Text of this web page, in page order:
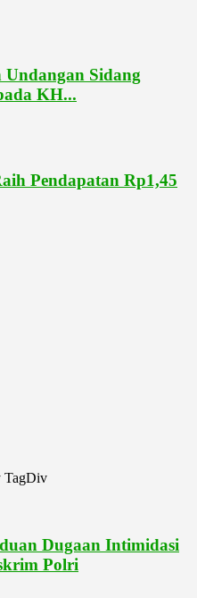
Sidang
KH...
Pendapatan Rp1,45
TagDiv
Dugaan Intimidasi
Polri